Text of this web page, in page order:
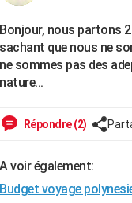
Bonjour, nous partons
sachant que nous ne
ne sommes pas des
nature...
Répondre (2)
A voir également:
Budget voyage